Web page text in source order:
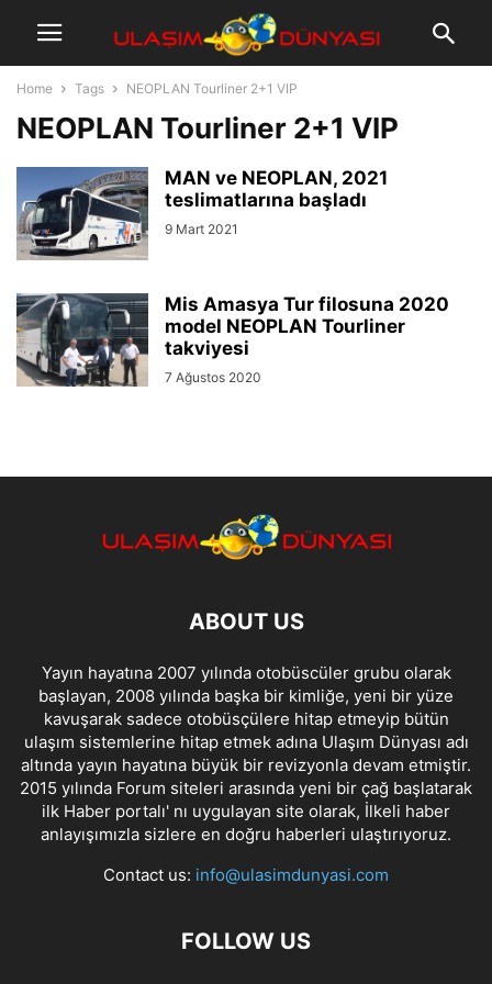
Home Tags NEOPLAN Tourliner 2+1 VIP
NEOPLAN Tourliner 2+1 VIP
MAN ve NEOPLAN, 2021
teslimatlarına başladı
9 Mart 2021
Mis Amasya Tur filosuna 2020
model NEOPLAN Tourliner
takviyesi
7 Ağustos 2020
ABOUT US
Yayın hayatına 2007 yılında otobüscüler grubu olarak
başlayan, 2008 yılında başka bir kimliğe, yeni bir yüze
kavuşarak sadece otobüsçülere hitap etmeyip bütün
ulaşım sistemlerine hitap etmek adına Ulaşım Dünyası adı
altında yayın hayatına büyük bir revizyonla devam etmiştir.
2015 yılında Forum siteleri arasında yeni bir çağ başlatarak
ilk Haber portalı' nı uygulayan site olarak, İlkeli haber
anlayışımızla sizlere en doğru haberleri ulaştırıyoruz.
Contact us: info@ulasimdunyasi.com
FOLLOW US